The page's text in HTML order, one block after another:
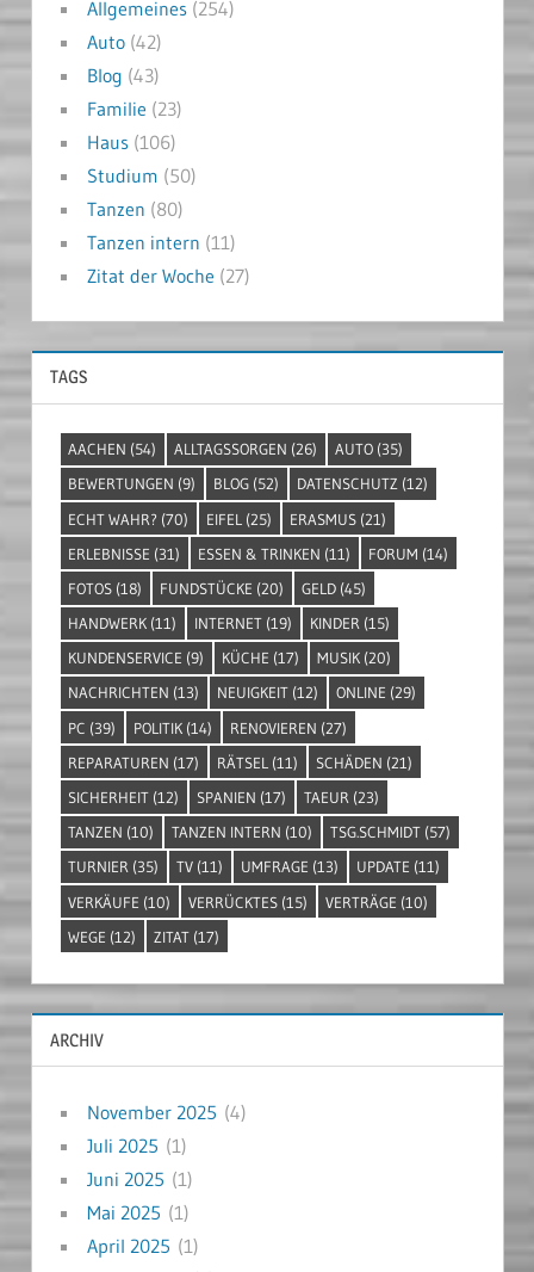
Allgemeines(254)
Auto(42)
Blog (43)
Familie (23)
Haus(106)
Studium (50)
Tanzen (80)
Tanzen intern (11)
Zitat der Woche (27)
TAGS
AACHEN (54) ALLTAGSSORGEN (26) AUTO (35)
BEWERTUNGEN (9) BLOG (52) DATENSCHUTZ (12)
ECHT WAHR? (70) EIFEL (25) ERASMUS (21)
ERLEBNISSE (31) ESSEN & TRINKEN (11) FORUM (14)
FOTOS (18) FUNDSTÜCKE (20) GELD (45)
HANDWERK (11) INTERNET (19) KINDER (15)
KUNDENSERVICE (9) KÜCHE (17) MUSIK (20)
NACHRICHTEN (13) NEUIGKEIT (12) ONLINE (29)
PC (39) POLITIK (14) RENOVIEREN (27)
REPARATUREN (17) RÄTSEL (11) SCHÄDEN (21)
SICHERHEIT (12) SPANIEN (17) TAEUR (23)
TANZEN (10) TANZEN INTERN (10) TSG.SCHMIDT (57)
TURNIER (35) TV (11) UMFRAGE (13) UPDATE (11)
VERKÄUFE (10) VERRÜCKTES (15) VERTRÄGE (10)
WEGE (12) ZITAT (17)
ARCHIV
November 2025 (4)
Juli 2025 (1)
Juni 2025 (1)
Mai 2025 (1)
April 2025 (1)